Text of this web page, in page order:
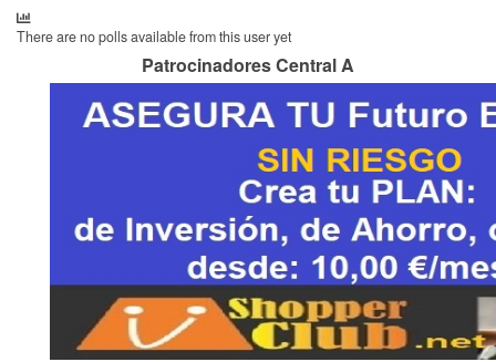
There are no polls available from this user yet
Patrocinadores Central A